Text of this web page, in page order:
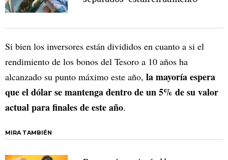
Si bien los inversores están divididos en cuanto a si el
rendimiento de los bonos del Tesoro a 10 años ha
alcanzado su punto máximo este año, la mayoría espera
que el dólar se mantenga dentro de un 5% de su valor
actual para finales de este año.
MIRA TAMBIÉN